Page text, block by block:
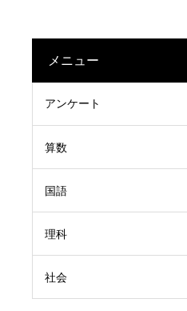
メニュー
アンケート
算数
国語
理科
社会